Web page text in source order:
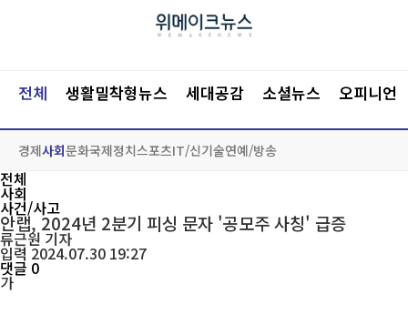
전체 생활밀착형뉴스 세대공감 소셜뉴스 오피니언
경제사회문화국제정치스포츠IT/신기술연예/방송
전체
사회
사건/사고
안랩, 2024년 2분기 피싱 문자 '공모주 사칭' 급증
류근원 기자
입력 2024.07.30 19:27
댓글 0
가